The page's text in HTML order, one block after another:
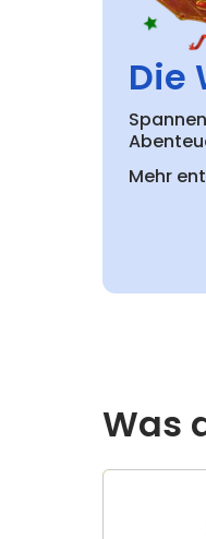
Die
Mehr
Was